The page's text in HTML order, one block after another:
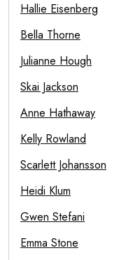
Hallie Eisenberg
Bella Thorne
Julianne Hough
Skai Jackson
Anne Hathaway
Kelly Rowland
Scarlett Johansson
Heidi Klum
Gwen Stefani
Emma Stone